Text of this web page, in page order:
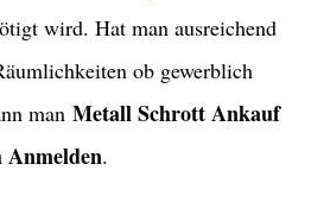
wird. Hat man ausreichend
ob gewerblich
man Metall Schrott Ankauf
Anmelden.